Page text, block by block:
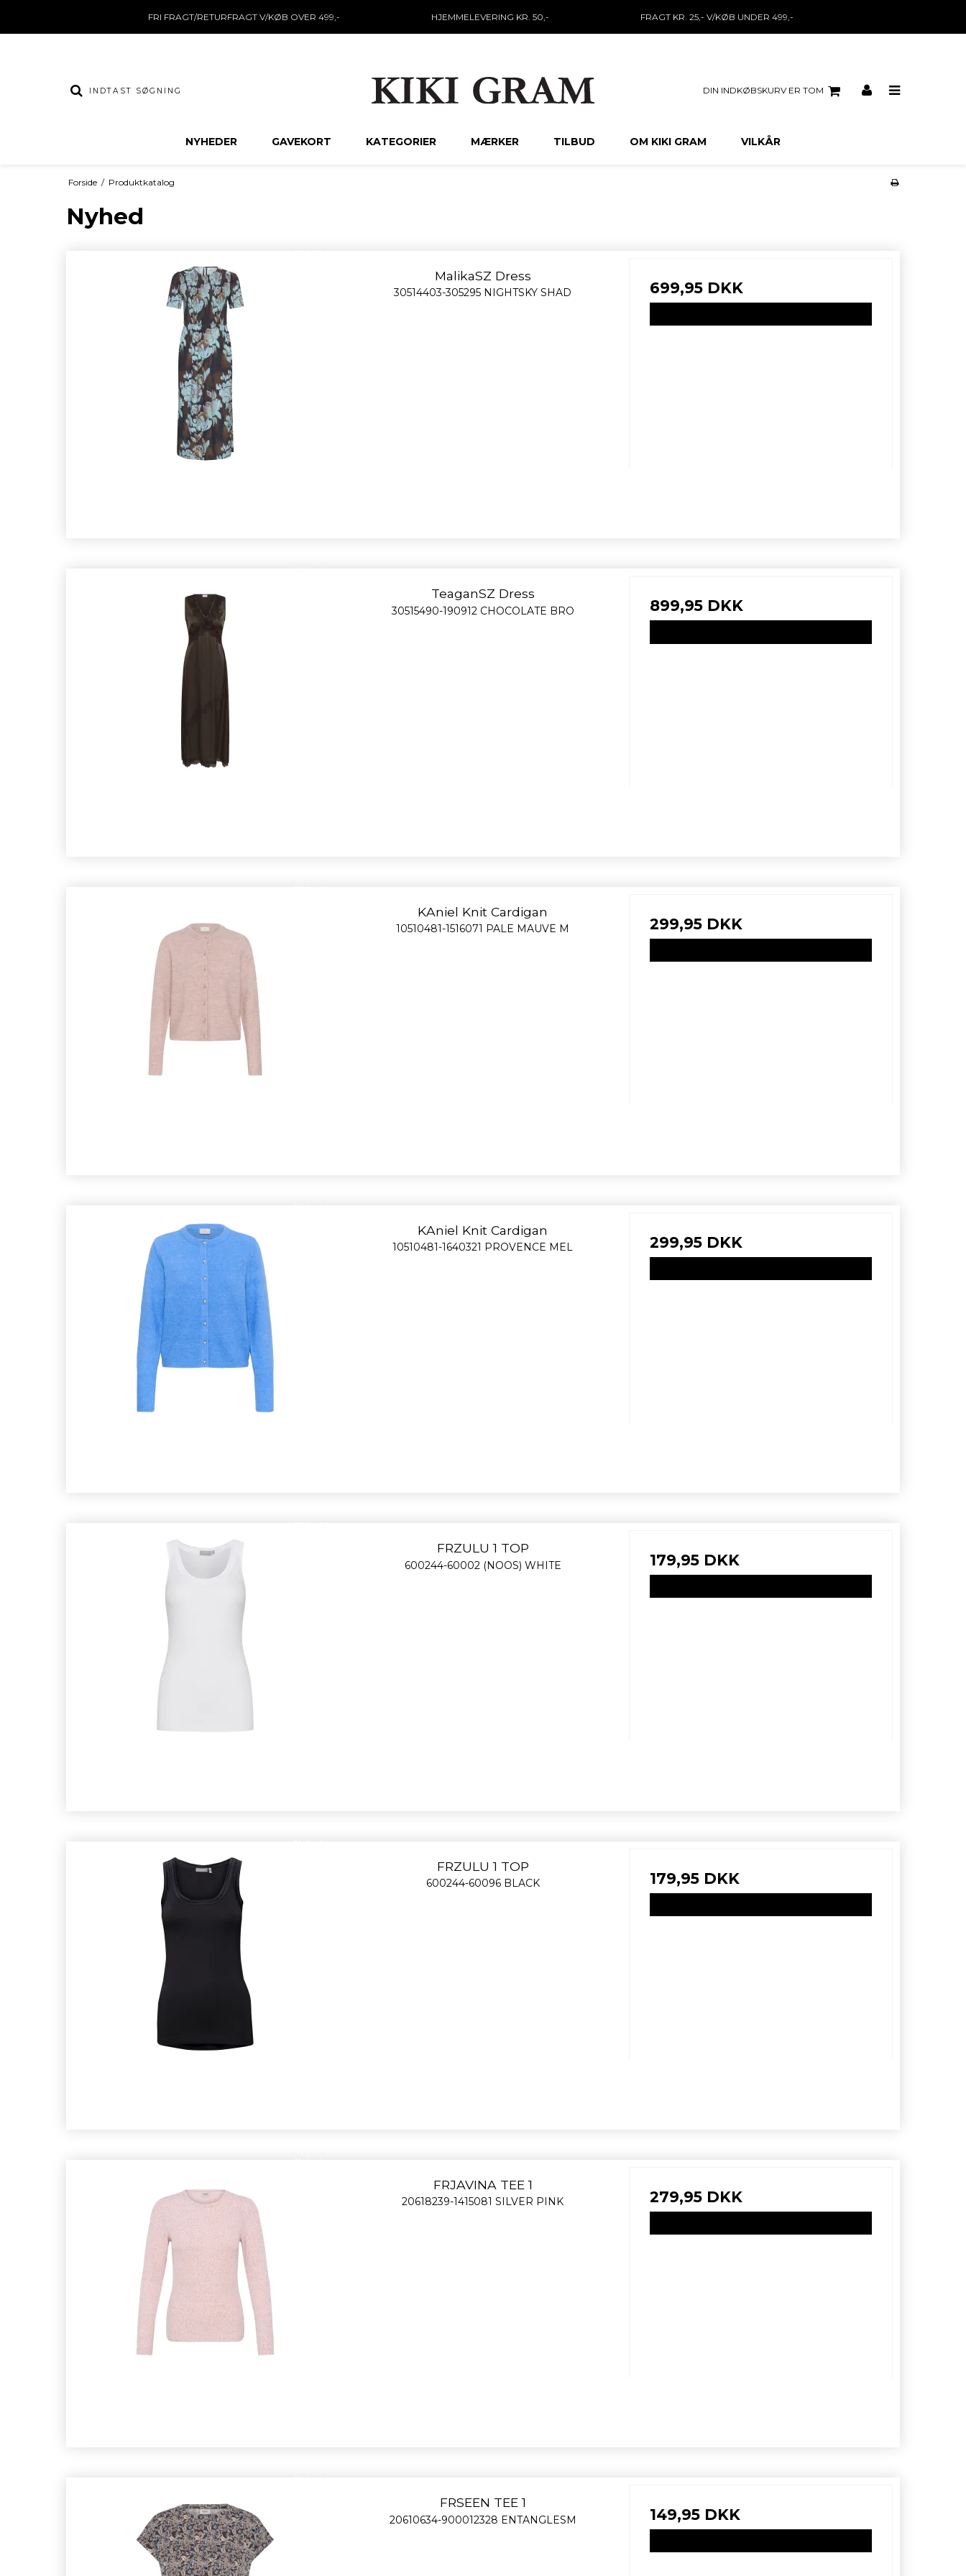
FRI FRAGT/RETURFRAGT V/KØB OVER 499,- HJEMMELEVERING KR. 50,- FRAGT KR. 25,- V/KØB UNDER 499,-
DIN INDKØBSKURV ER TOM
NYHEDER GAVEKORT KATEGORIER MÆRKER TILBUD OM KIKI GRAM VILKÅR
Forside / Produktkatalog
Nyhed
MalikaSZ Dress
30514403-305295 NIGHTSKY SHAD 699,95 DKK
TeaganSZ Dress
30515490-190912 CHOCOLATE BRO 899,95 DKK
KAniel Knit Cardigan
10510481-1516071 PALE MAUVE M 299,95 DKK
KAniel Knit Cardigan
10510481-1640321 PROVENCE MEL 299,95 DKK
FRZULU 1 TOP
600244-60002 (NOOS) WHITE 179,95 DKK
FRZULU 1 TOP
600244-60096 BLACK 179,95 DKK
FRJAVINA TEE 1
20618239-1415081 SILVER PINK 279,95 DKK
FRSEEN TEE 1
20610634-900012328 ENTANGLESM 149,95 DKK